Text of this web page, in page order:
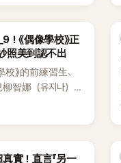
《偶像學校》正
照美到認不出
》的前練習生、
智娜（유지나），
開一系列婚紗
實！直言「另一